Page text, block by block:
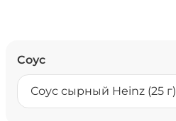
Соус
Соус сырный Heinz (25 г)